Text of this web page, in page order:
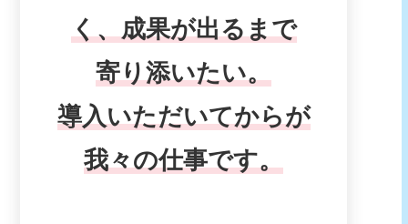
く、成果が出るまで
寄り添いたい。
導入いただいてからが
我々の仕事です。